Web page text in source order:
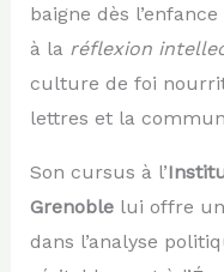
baigne dès
à la réflexion
culture de foi
lettres et la
Son cursus à l’
Grenoblelui offre
dans l’analyse